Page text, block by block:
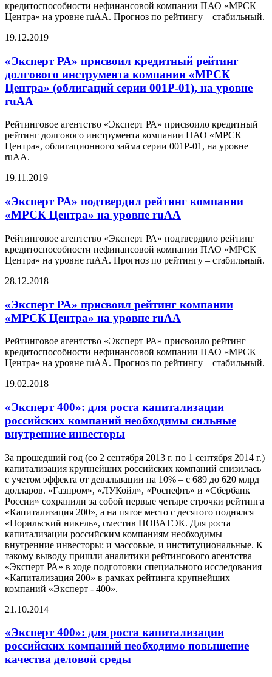
кредитоспособности нефинансовой компании ПАО «МРСК
Центра» на уровне ruAA. Прогноз по рейтингу – стабильный.
19.12.2019
«Эксперт РА» присвоил кредитный рейтинг
долгового инструмента компании «МРСК
Центра» (облигаций серии 001Р-01), на уровне
ruАА
Рейтинговое агентство «Эксперт РА» присвоило кредитный
рейтинг долгового инструмента компании ПАО «МРСК
Центра», облигационного займа серии 001Р-01, на уровне
ruAА.
19.11.2019
«Эксперт РА» подтвердил рейтинг компании
«МРСК Центра» на уровне ruAA
Рейтинговое агентство «Эксперт РА» подтвердило рейтинг
кредитоспособности нефинансовой компании ПАО «МРСК
Центра» на уровне ruAA. Прогноз по рейтингу – стабильный.
28.12.2018
«Эксперт РА» присвоил рейтинг компании
«МРСК Центра» на уровне ruAA
Рейтинговое агентство «Эксперт РА» присвоило рейтинг
кредитоспособности нефинансовой компании ПАО «МРСК
Центра» на уровне ruAA. Прогноз по рейтингу – стабильный.
19.02.2018
«Эксперт 400»: для роста капитализации
российских компаний необходимы сильные
внутренние инвесторы
За прошедший год (со 2 сентября 2013 г. по 1 сентября 2014 г.)
капитализация крупнейших российских компаний снизилась
с учетом эффекта от девальвации на 10% – с 689 до 620 млрд
долларов. «Газпром», «ЛУКойл», «Роснефть» и «Сбербанк
России» сохранили за собой первые четыре строчки рейтинга
«Капитализация 200», а на пятое место с десятого поднялся
«Норильский никель», сместив НОВАТЭК. Для роста
капитализации российским компаниям необходимы
внутренние инвесторы: и массовые, и институциональные. К
такому выводу пришли аналитики рейтингового агентства
«Эксперт РА» в ходе подготовки специального исследования
«Капитализация 200» в рамках рейтинга крупнейших
компаний «Эксперт - 400».
21.10.2014
«Эксперт 400»: для роста капитализации
российских компаний необходимо повышение
качества деловой среды